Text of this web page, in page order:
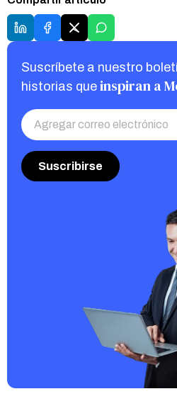
Suscríbete a nuestro
historias que inspiran a